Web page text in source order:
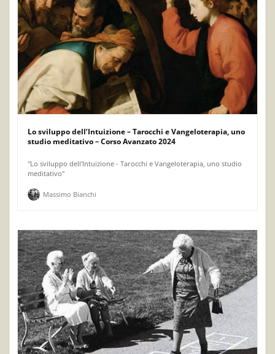
Lo sviluppo dell’Intuizione – Tarocchi e Vangeloterapia, uno
studio meditativo – Corso Avanzato 2024
"Lo sviluppo dell'Intuizione - Tarocchi e Vangeloterapia, uno studio
meditativo"
Massimo Bianchi